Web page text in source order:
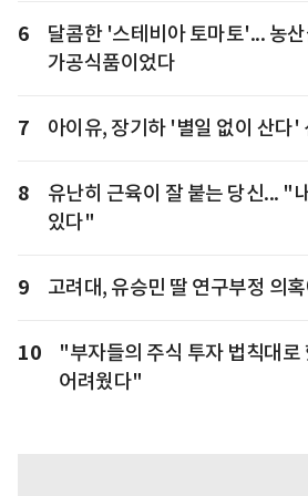
6
달콤한 '스테비아 토마토'... 농
가공식품이었다
7 아이유, 장기하 '별일 없이 산다
8
유난히 근육이 잘 붙는 당신... "
있다"
9 고려대, 유승민 딸 연구부정 의
10
"부자들의 주식 투자 법칙대로
어려웠다"